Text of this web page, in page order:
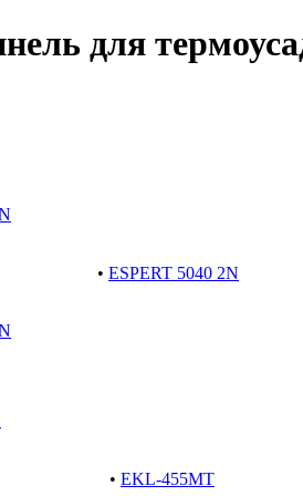
для
• ESPERT 5040 2N
• EKL-455MT